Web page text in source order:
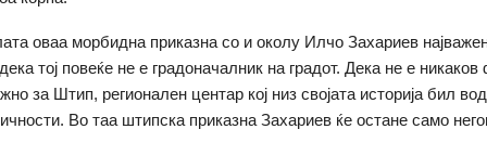
оваа морбидна приказна со и околу Илчо Захариев најважен
тој повеќе не е градоначалник на градот. Дека не е
за Штип, регионален центар кој низ својата историја бил
Во таа штипска приказна Захариев ќе остане само